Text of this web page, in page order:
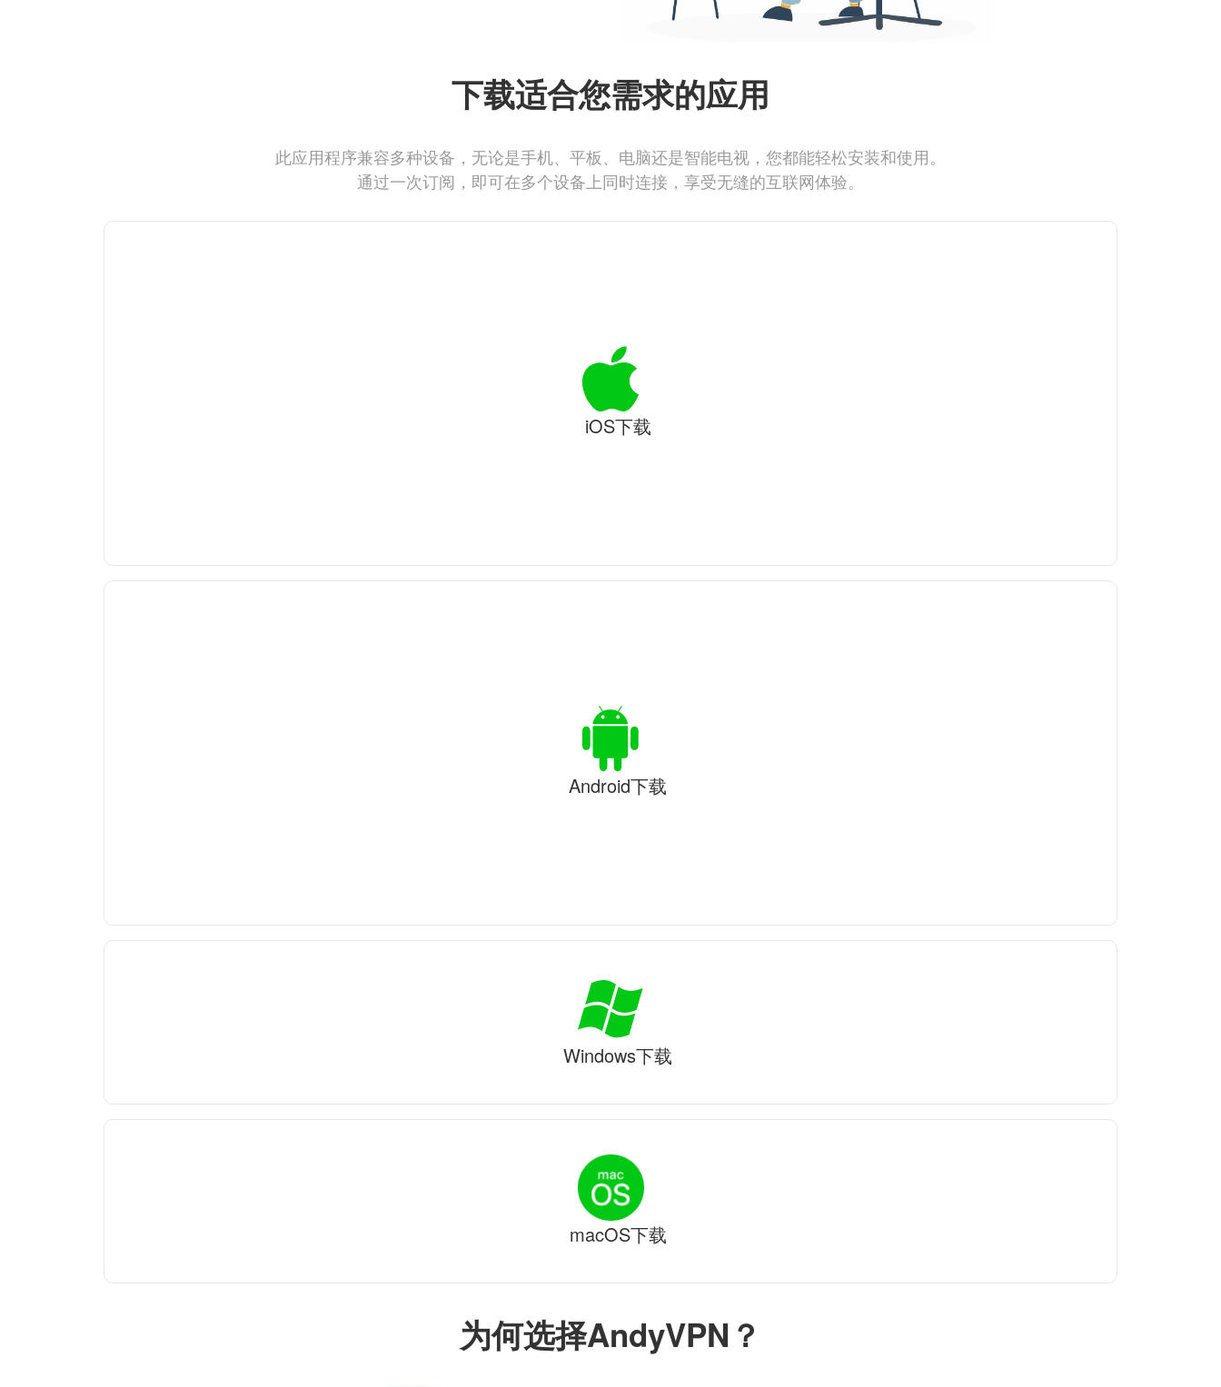
为何选择AndyVPN？
下载适合您需求的应用
此应用程序兼容多种设备，无论是手机、平板、电脑还是智能电视，您都能轻松安装和使用。
通过一次订阅，即可在多个设备上同时连接，享受无缝的互联网体验。
iOS下载
Android下载
Windows下载
macOS下载